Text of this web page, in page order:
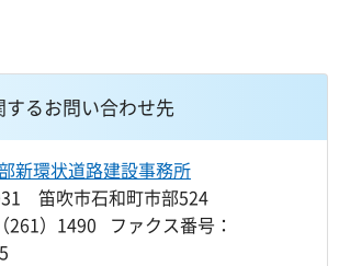
するお問い合わせ先
新環状道路建設事務所
笛吹市石和町市部524
261）1490 ファクス番号：